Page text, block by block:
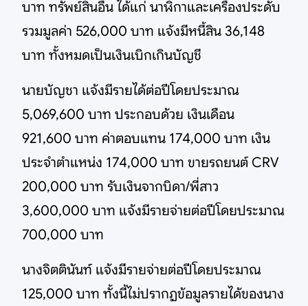
บาท ทรัพย์สินอื่น ได้แก่ นาฬิกาและเครื่องประดับ
รวมมูลค่า 526,000 บาท แจ้งมีหนี้สิน 36,148
บาท ทั้งหมดเป็นเงินเบิกเกินบัญชี
นายบัญชา แจ้งมีรายได้ต่อปีโดยประมาณ
5,069,600 บาท ประกอบด้วย เงินเดือน
921,600 บาท ค่าตอบแทน 174,000 บาท เงิน
ประจำตำแหน่ง 174,000 บาท ขายรถยนต์ CRV
200,000 บาท รับเงินจากบิดา/พี่สาว
3,600,000 บาท แจ้งมีรายจ่ายต่อปีโดยประมาณ
700,000 บาท
นางจิตตินันท์ แจ้งมีรายจ่ายต่อปีโดยประมาณ
125,000 บาท ทั้งนี้ไม่ปรากฏข้อมูลรายได้ของนาง